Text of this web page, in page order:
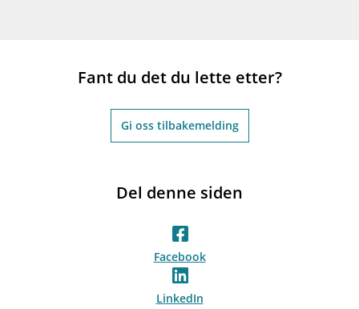
Fant du det du lette etter?
Gi oss tilbakemelding
Del denne siden
Facebook
LinkedIn